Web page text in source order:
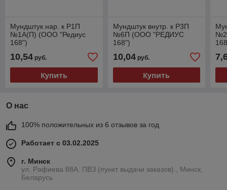
Мундштук нар. к Р1П
№1А(П) (ООО "Редиус
168")
10,54 руб.
Купить
Мундштук внутр. к Р3П
№6П (ООО "РЕДИУС
168")
10,04руб.
Купить
О нас
100% положительных из 6 отзывов за год
Работает с 03.02.2025
г. Минск
ул. Рафиева 88А. ПВЗ (пункт выдачи заказов)., Минск,
Беларусь